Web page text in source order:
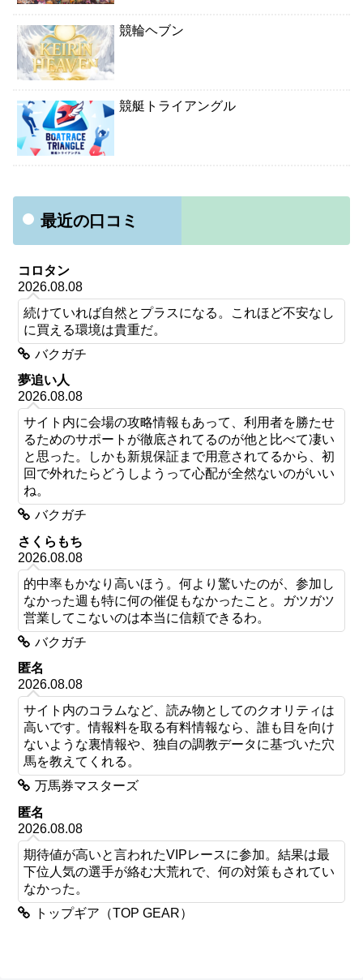
競輪ヘブン
競艇トライアングル
最近の口コミ
コロタン
2026.08.08
続けていれば自然とプラスになる。これほど不安なし
に買える環境は貴重だ。
バクガチ
夢追い人
2026.08.08
サイト内に会場の攻略情報もあって、利用者を勝たせ
るためのサポートが徹底されてるのが他と比べて凄い
と思った。しかも新規保証まで用意されてるから、初
回で外れたらどうしようって心配が全然ないのがいい
ね。
バクガチ
さくらもち
2026.08.08
的中率もかなり高いほう。何より驚いたのが、参加し
なかった週も特に何の催促もなかったこと。ガツガツ
営業してこないのは本当に信頼できるわ。
バクガチ
匿名
2026.08.08
サイト内のコラムなど、読み物としてのクオリティは
高いです。情報料を取る有料情報なら、誰も目を向け
ないような裏情報や、独自の調教データに基づいた穴
馬を教えてくれる。
万馬券マスターズ
匿名
2026.08.08
期待値が高いと言われたVIPレースに参加。結果は最
下位人気の選手が絡む大荒れで、何の対策もされてい
なかった。
トップギア（TOP GEAR）